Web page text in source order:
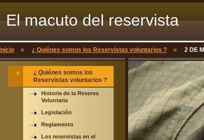
El macuto del reservista
voluntario
Inicio ¿ Quiénes somos los Reservistas voluntarios ? 2 DE
¿ Quiénes somos los
Reservistas voluntarios ?
Historia de la Reserva
Voluntaria
Legislación
Reglamento
Los reservistas en el